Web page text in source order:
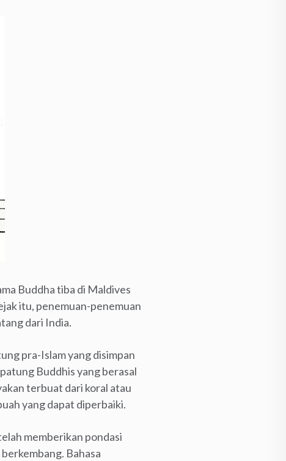
Buddha tiba di Maldives
itu, penemuan-penemuan
dari India.
pra-Islam yang disimpan
Buddhis yang berasal
terbuat dari koral atau
yang dapat diperbaiki.
memberikan pondasi
Bahasa